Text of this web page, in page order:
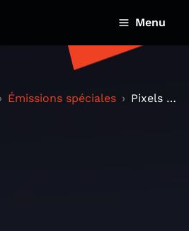
Menu
Émissions spéciales Pixels Électriques (Vol.2)